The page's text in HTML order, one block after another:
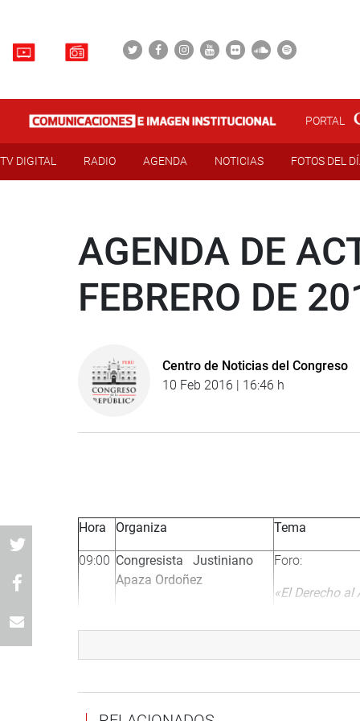
PORTAL
TV DIGITAL RADIO AGENDA NOTICIAS FOTOS DEL
AGENDA DE
FEBRERO DE
Centro de Noticias del Congreso
10 Feb 2016 | 16:46 h
Hora Organiza Tema
09:00 Congresista Justiniano
Apaza Ordoñez
Foro:
«El Derecho
Empresas de
09:00 Comisión de Presupuesto Foro:
«Inversión